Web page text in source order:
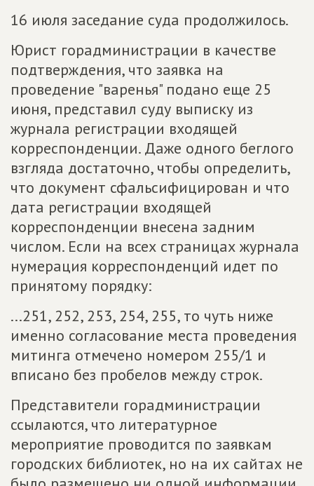
16 июля заседание суда продолжилось.
Юрист горадминистрации в качестве
подтверждения, что заявка на
проведение "варенья" подано еще 25
июня, представил суду выписку из
журнала регистрации входящей
корреспонденции. Даже одного беглого
взгляда достаточно, чтобы определить,
что документ сфальсифицирован и что
дата регистрации входящей
корреспонденции внесена задним
числом. Если на всех страницах журнала
нумерация корреспонденций идет по
принятому порядку:
...251, 252, 253, 254, 255, то чуть ниже
именно согласование места проведения
митинга отмечено номером 255/1 и
вписано без пробелов между строк.
Представители горадминистрации
ссылаются, что литературное
мероприятие проводится по заявкам
городских библиотек, но на их сайтах не